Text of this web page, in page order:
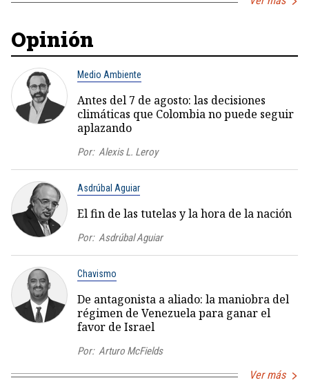
Opinión
Medio Ambiente
Antes del 7 de agosto: las decisiones
climáticas que Colombia no puede seguir
aplazando
Por: Alexis L. Leroy
Asdrúbal Aguiar
El fin de las tutelas y la hora de la nación
Por: Asdrúbal Aguiar
Chavismo
De antagonista a aliado: la maniobra del
régimen de Venezuela para ganar el
favor de Israel
Por: Arturo McFields
Ver más